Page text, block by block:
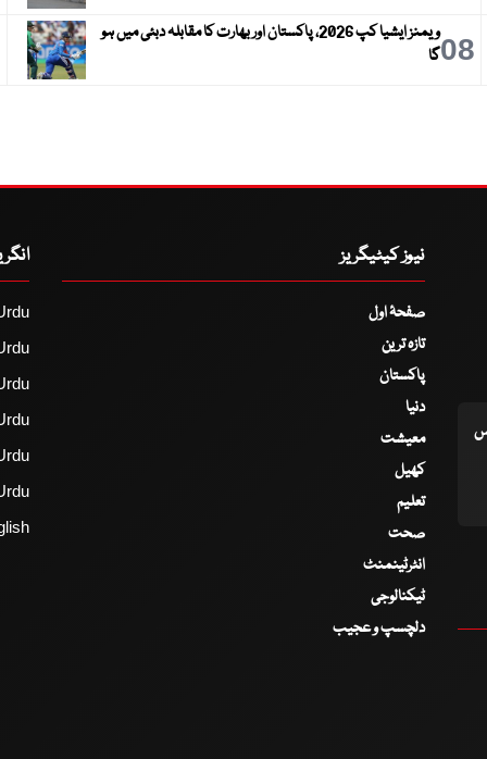
08
ویمنز ایشیا کپ 2026، پاکستان اور بھارت کا مقابلہ دبئی میں ہو
گا
نیوز کیٹیگریز
صفحۂ اول
تازہ ترین
پاکستان
دنیا
معیشت
کھیل
تعلیم
صحت
انٹرٹینمنٹ
ٹیکنالوجی
دلچسپ و عجیب